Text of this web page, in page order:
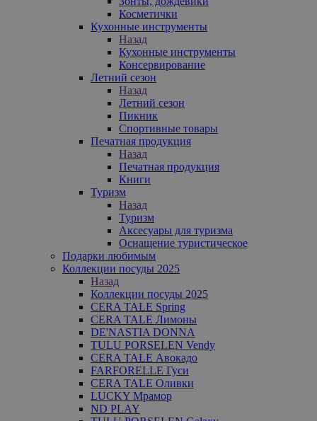
Косметички
Кухонные инструменты
Назад
Кухонные инструменты
Консервирование
Летний сезон
Назад
Летний сезон
Пикник
Спортивные товары
Печатная продукция
Назад
Печатная продукция
Книги
Туризм
Назад
Туризм
Аксесуары для туризма
Оснащение туристическое
Подарки любимым
Коллекции посуды 2025
Назад
Коллекции посуды 2025
CERA TALE Spring
CERA TALE Лимоны
DE'NASTIA DONNA
TULU PORSELEN Vendy
CERA TALE Авокадо
FARFORELLE Гуси
CERA TALE Оливки
LUCKY Мрамор
ND PLAY